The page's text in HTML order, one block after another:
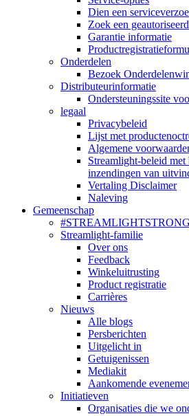
Dien een
Zoek een
Garantie informatie
Onderdelen
Bezoek
Distributeurinformatie
Ondersteuningssite
legaal
Privacybeleid
Lijst met
Algemene
Streamlight-beleid
inzendingen van
Vertaling Disclaimer
Naleving
Gemeenschap
#STREAMLIGHTSTRONG
Streamlight-familie
Over ons
Feedback
Winkeluitrusting
Product registratie
Carrières
Nieuws
Alle blogs
Persberichten
Uitgelicht in
Getuigenissen
Mediakit
Aankomende
Initiatieven
Organisaties die we